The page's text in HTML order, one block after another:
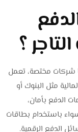
؟
شركات مختصة، تعمل
مثل البنوك أو
الدفع بأمان،
سواء باستخدام بطاقات
الدفع الرقمية.